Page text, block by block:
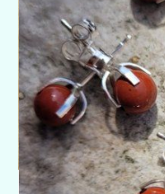
EN JASPE ROUGE